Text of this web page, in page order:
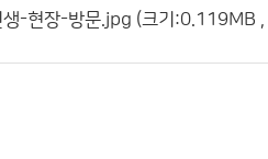
생-현장-방문.jpg (크기:0.119MB